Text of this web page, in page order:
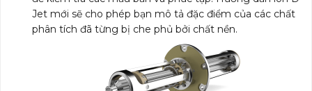
Jet mới sẽ cho phép bạn mô tả đặc điểm của các chất
phân tích đã từng bị che phủ bởi chất nền.